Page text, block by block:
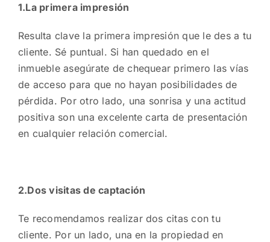
1.La primera impresión
Resulta clave la primera impresión que le des a tu
cliente. Sé puntual. Si han quedado en el
inmueble asegúrate de chequear primero las vías
de acceso para que no hayan posibilidades de
pérdida. Por otro lado, una sonrisa y una actitud
positiva son una excelente carta de presentación
en cualquier relación comercial.
2.Dos visitas de captación
Te recomendamos realizar dos citas con tu
cliente. Por un lado, una en la propiedad en